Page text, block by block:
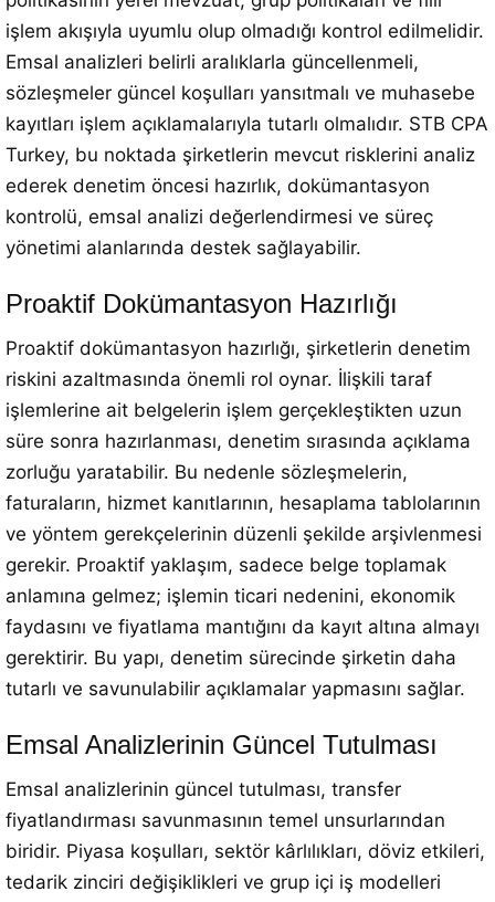
işlem akışıyla uyumlu olup olmadığı kontrol edilmelidir.
Emsal analizleri belirli aralıklarla güncellenmeli,
sözleşmeler güncel koşulları yansıtmalı ve muhasebe
kayıtları işlem açıklamalarıyla tutarlı olmalıdır. STB CPA
Turkey, bu noktada şirketlerin mevcut risklerini analiz
ederek denetim öncesi hazırlık, dokümantasyon
kontrolü, emsal analizi değerlendirmesi ve süreç
yönetimi alanlarında destek sağlayabilir.
Proaktif Dokümantasyon Hazırlığı
Proaktif dokümantasyon hazırlığı, şirketlerin denetim
riskini azaltmasında önemli rol oynar. İlişkili taraf
işlemlerine ait belgelerin işlem gerçekleştikten uzun
süre sonra hazırlanması, denetim sırasında açıklama
zorluğu yaratabilir. Bu nedenle sözleşmelerin,
faturaların, hizmet kanıtlarının, hesaplama tablolarının
ve yöntem gerekçelerinin düzenli şekilde arşivlenmesi
gerekir. Proaktif yaklaşım, sadece belge toplamak
anlamına gelmez; işlemin ticari nedenini, ekonomik
faydasını ve fiyatlama mantığını da kayıt altına almayı
gerektirir. Bu yapı, denetim sürecinde şirketin daha
tutarlı ve savunulabilir açıklamalar yapmasını sağlar.
Emsal Analizlerinin Güncel Tutulması
Emsal analizlerinin güncel tutulması, transfer
fiyatlandırması savunmasının temel unsurlarından
biridir. Piyasa koşulları, sektör kârlılıkları, döviz etkileri,
tedarik zinciri değişiklikleri ve grup içi iş modelleri